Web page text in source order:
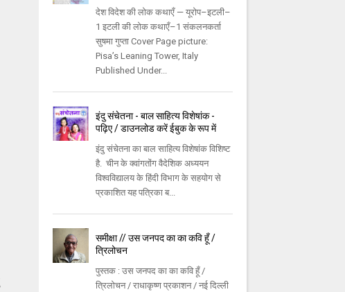
देश विदेश की लोक कथाएँ — यूरोप–इटली–
1 इटली की लोक कथाएँ–1 संकलनकर्ता
सुषमा गुप्ता Cover Page picture:
Pisa’s Leaning Tower, Italy
Published Under...
इंदु संचेतना - बाल साहित्य विशेषांक -
पढ़िए / डाउनलोड करें ईबुक के रूप में
इंदु संचेतना का बाल साहित्य विशेषांक विशिष्ट
है. चीन के क्वांगतोंग वैदेशिक अध्ययन
विश्वविद्यालय के हिंदी विभाग के सहयोग से
प्रकाशित यह पत्रिका ब...
समीक्षा // उस जनपद का का कवि हूँ /
त्रिलोचन
पुस्तक : उस जनपद का का कवि हूँ /
त्रिलोचन / राधाकृष्ण प्रकाशन / नई दिल्ली